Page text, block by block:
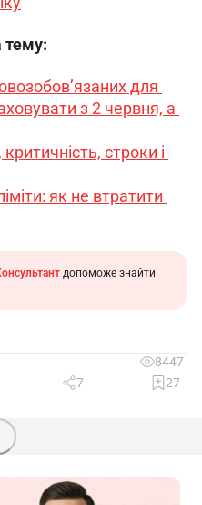
тему:
для
з 2 червня, а
строки і
як не втратити
допоможе знайти
8447
7
27